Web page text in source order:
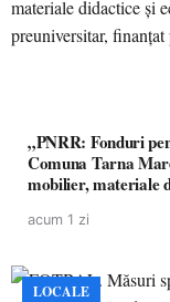
„PNRR: Fonduri
Comuna Tarna
mobilier, materiale
acum 1 zi
LOCALE